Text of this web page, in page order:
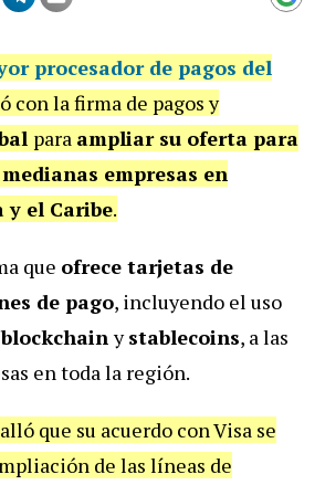
procesador de pagos del
con la firma de pagos y
para ampliar su oferta para
empresas en
el Caribe.
que ofrece tarjetas de
de pago, incluyendo el uso
blockchainystablecoins, a las
en toda la región.
que su acuerdo con Visa se
de las líneas de